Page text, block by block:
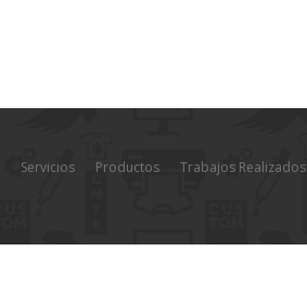
Servicios Productos Trabajos Realizados